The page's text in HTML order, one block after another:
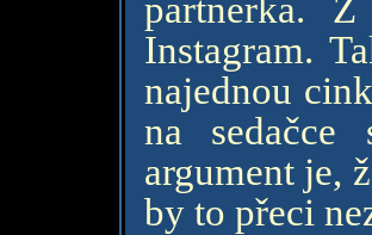
partnerka.
Instagram.
najednou
na
argument je,
by to přeci